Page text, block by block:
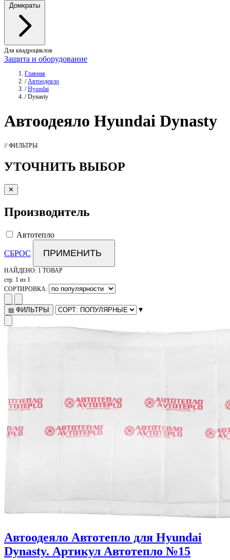
Домкраты
Для квадроциклов
Защита и оборудование
Главная
/ Автоодеяло
/ Hyundai
/ Dynasty
Автоодеяло Hyundai Dynasty
// ФИЛЬТРЫ
УТОЧНИТЬ ВЫБОР
✕
Производитель
Автотепло
СБРОС ПРИМЕНИТЬ
НАЙДЕНО: 1 ТОВАР
стр. 1 из 1
СОРТИРОВКА:
▤ ФИЛЬТРЫ ▾
Автоодеяло Автотепло для Hyundai
Dynasty. Артикул Автотепло №15